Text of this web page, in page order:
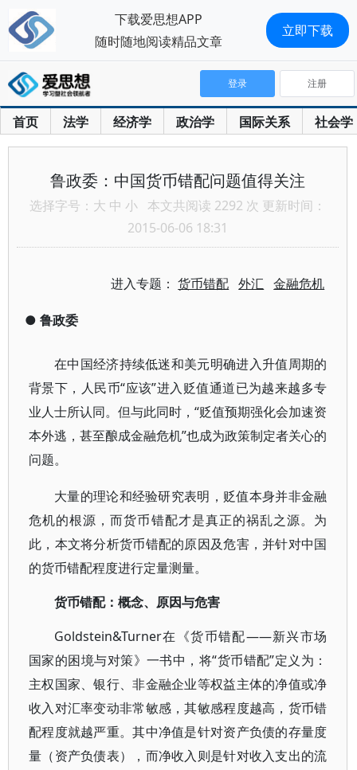
首页 法学 经济学 政治学 国际关系 社会学
登录 注册
鲁政委：中国货币错配问题值得关注
选择字号： 大 中 小 本文共阅读 2292 次 更新时间：
2015-06-06 18:31
进入专题：货币错配 外汇 金融危机
● 鲁政委
在中国经济持续低迷和美元明确进入升值周期的
背景下，人民币“应该”进入贬值通道已为越来越多专
业人士所认同。但与此同时，“贬值预期强化会加速资
本外逃，甚至酿成金融危机”也成为政策制定者关心的
问题。
大量的理论和经验研究表明，贬值本身并非金融
危机的根源，而货币错配才是真正的祸乱之源。为
此，本文将分析货币错配的原因及危害，并针对中国
的货币错配程度进行定量测量。
货币错配：概念、原因与危害
Goldstein&Turner在《货币错配——新兴市场
国家的困境与对策》一书中，将“货币错配”定义为：
主权国家、银行、非金融企业等权益主体的净值或净
收入对汇率变动非常敏感，其敏感程度越高，货币错
配程度就越严重。其中净值是针对资产负债的存量度
量（资产负债表），而净收入则是针对收入支出的流
下载爱思想APP
随时随地阅读精品文章
立即下载